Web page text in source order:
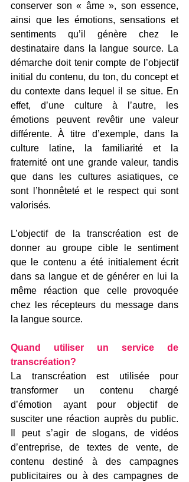
conserver son « âme », son essence,
ainsi que les émotions, sensations et
sentiments qu’il génère chez le
destinataire dans la langue source. La
démarche doit tenir compte de l’objectif
initial du contenu, du ton, du concept et
du contexte dans lequel il se situe. En
effet, d’une culture à l’autre, les
émotions peuvent revêtir une valeur
différente. À titre d’exemple, dans la
culture latine, la familiarité et la
fraternité ont une grande valeur, tandis
que dans les cultures asiatiques, ce
sont l’honnêteté et le respect qui sont
valorisés.
L’objectif de la transcréation est de
donner au groupe cible le sentiment
que le contenu a été initialement écrit
dans sa langue et de générer en lui la
même réaction que celle provoquée
chez les récepteurs du message dans
la langue source.
Quand utiliser un service de
transcréation?
La transcréation est utilisée pour
transformer un contenu chargé
d’émotion ayant pour objectif de
susciter une réaction auprès du public.
Il peut s’agir de slogans, de vidéos
d’entreprise, de textes de vente, de
contenu destiné à des campagnes
publicitaires ou à des campagnes de